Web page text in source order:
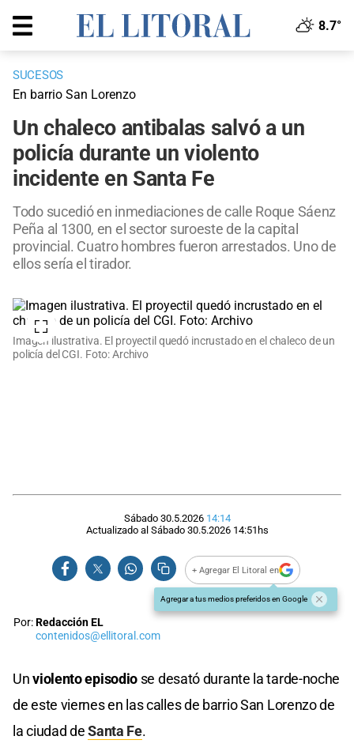
8.7°
SUCESOS
En barrio San Lorenzo
Un chaleco antibalas salvó a un
policía durante un violento
incidente en Santa Fe
Todo sucedió en inmediaciones de calle Roque Sáenz
Peña al 1300, en el sector suroeste de la capital
provincial. Cuatro hombres fueron arrestados. Uno de
ellos sería el tirador.
Imagen ilustrativa. El proyectil quedó incrustado en el chaleco de un
policía del CGI. Foto: Archivo
Sábado 30.5.2026 14:14
Actualizado al Sábado 30.5.2026 14:51 hs
+ Agregar El Litoral en
Agregar a tus medios preferidos en Google
Por:Redacción EL
contenidos@ellitoral.com
Unviolento episodio se desató durante la tarde-noche
de este viernes en las calles de barrio San Lorenzo de
la ciudad deSanta Fe.